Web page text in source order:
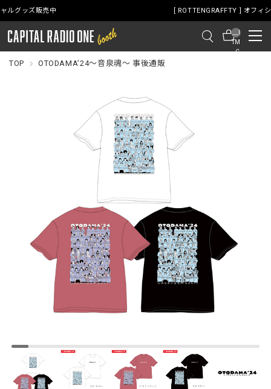
[ ROTTENGRAFFTY ] オフィシャルグッズ販売中
__I
TM
_C
TOP OTODAMA’24～音泉魂～ 事後通販